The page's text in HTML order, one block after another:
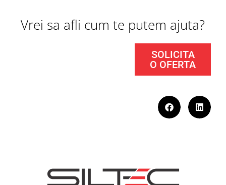
Vrei sa afli cum te putem ajuta?
SOLICITA
O OFERTA